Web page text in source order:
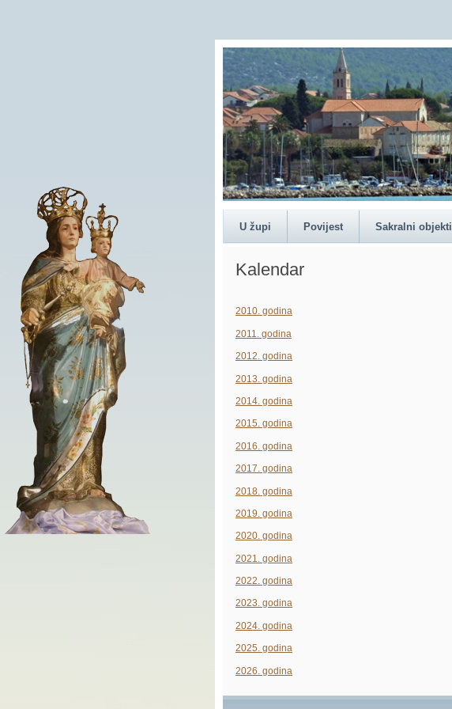
ŽUPA POMOĆNICE KRŠĆANA OREBIĆ
U župi Povijest Sakralni objekti
Kalendar
2010. godina
2011. godina
2012. godina
2013. godina
2014. godina
2015. godina
2016. godina
2017. godina
2018. godina
2019. godina
2020. godina
2021. godina
2022. godina
2023. godina
2024. godina
2025. godina
2026. godina